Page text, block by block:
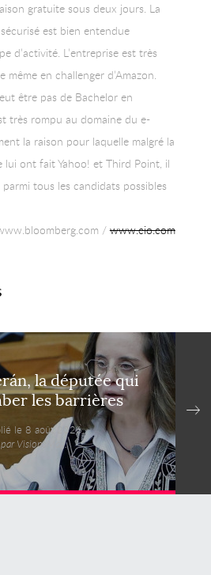
gratuite sous deux jours. La
est bien entendue
d’activité. L’entreprise est très
même en challenger d’Amazon.
être pas de Bachelor en
très rompu au domaine du e-
la raison pour laquelle malgré la
lui ont fait Yahoo! et Third Point, il
tous les candidats possibles
/www.cio.com
la députée qui
les barrières
le 8 août 2026,
par VisionsMag.